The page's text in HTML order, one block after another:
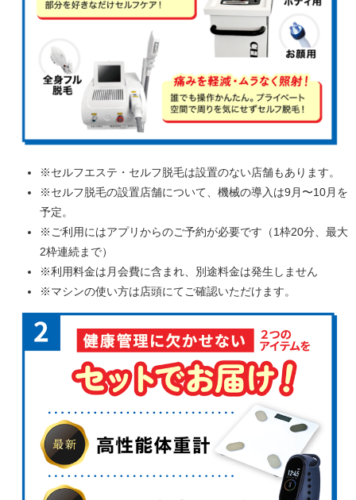
※セルフエステ・セルフ脱毛は設置のない店舗もあります。
※セルフ脱毛の設置店舗について、機械の導入は9月〜10月を
予定。
※ご利用にはアプリからのご予約が必要です（1枠20分、最大
2枠連続まで）
※利用料金は月会費に含まれ、別途料金は発生しません
※マシンの使い方は店頭にてご確認いただけます。